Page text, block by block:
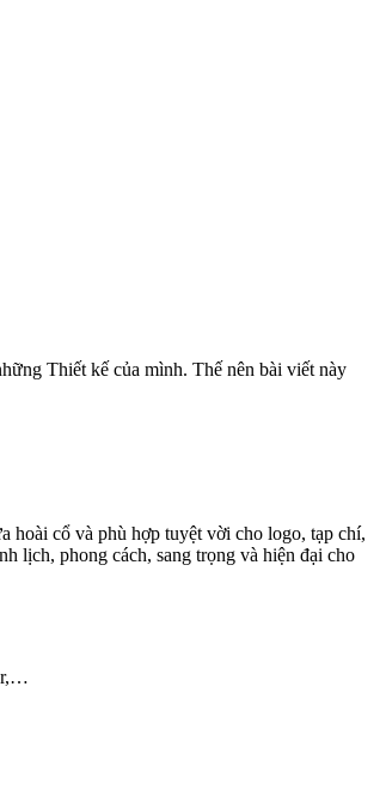
Thiết kế của mình. Thế nên bài viết này
hoài cổ và phù hợp tuyệt vời cho logo, tạp chí,
lịch, phong cách, sang trọng và hiện đại cho